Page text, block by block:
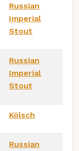
Russian
Imperial
Stout
Russian
Imperial
Stout
Kölsch
Russian